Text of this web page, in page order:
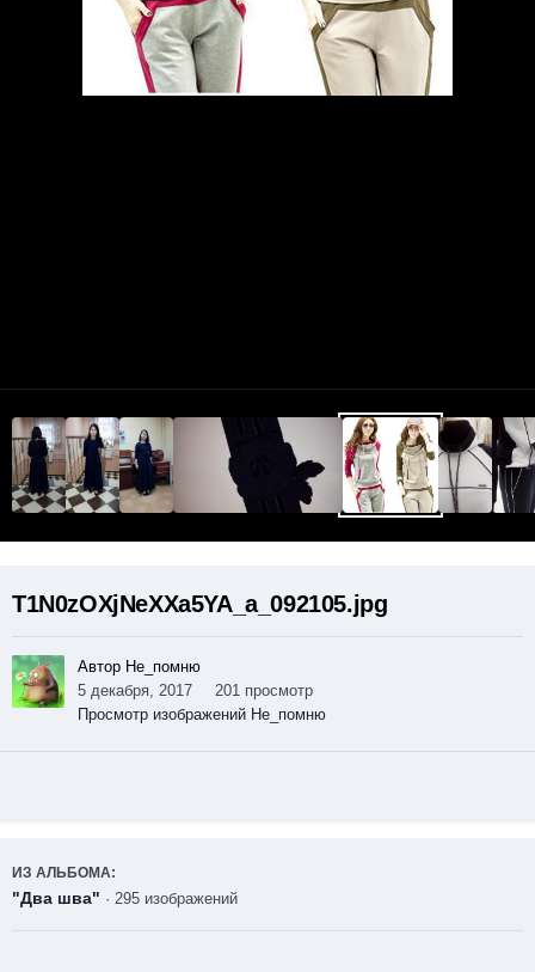
T1N0zOXjNeXXa5YA_a_092105.jpg
Автор Не_помню
5 декабря, 2017
201 просмотр
Просмотр изображений Не_помню
ИЗ АЛЬБОМА:
"Два шва" · 295 изображений